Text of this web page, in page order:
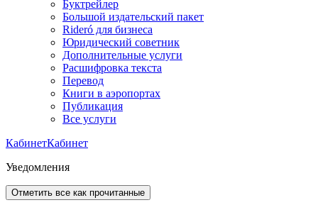
Буктрейлер
Большой издательский пакет
Rideró для бизнеса
Юридический советник
Дополнительные услуги
Расшифровка текста
Перевод
Книги в аэропортах
Публикация
Все услуги
КабинетКабинет
Уведомления
Отметить все как прочитанные